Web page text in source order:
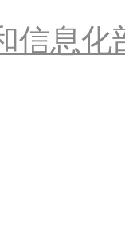
信息化